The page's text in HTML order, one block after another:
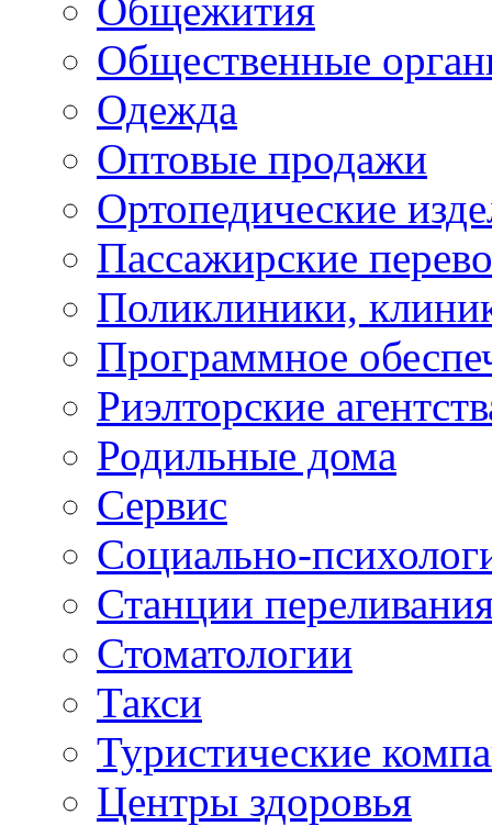
Общежития
Общественные
Одежда
Оптовые продажи
Ортопедические
Пассажирские
Поликлиники,
Программное
Риэлторские
Родильные дома
Сервис
Социально-
Станции
Стоматологии
Такси
Туристические
Центры здоровья